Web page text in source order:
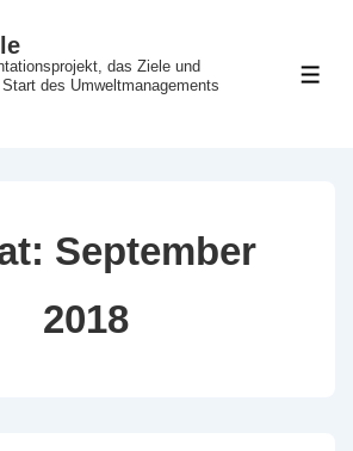
das Ziele und
des Umweltmanagements
September
2018